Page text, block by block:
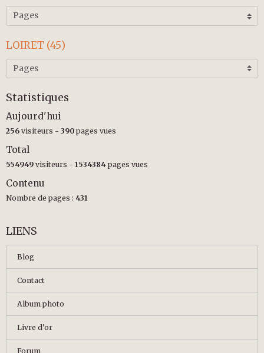
LOIRET (45)
Statistiques
Aujourd'hui
256 visiteurs - 390 pages vues
Total
554949 visiteurs - 1534384 pages vues
Contenu
Nombre de pages : 431
LIENS
Blog
Contact
Album photo
Livre d'or
Forum